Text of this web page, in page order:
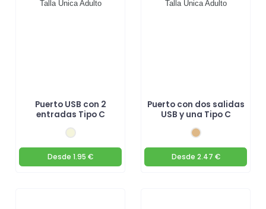
Puerto USB con 2
entradas Tipo C
Desde 1.95 €
Puerto con dos salidas
USB y una Tipo C
Desde 2.47 €